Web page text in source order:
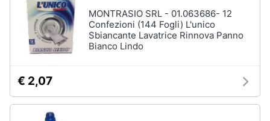
MONTRASIO SRL - 01.063686- 12
Confezioni (144 Fogli) L'unico
Sbiancante Lavatrice Rinnova Panno
Bianco Lindo
€ 2,07